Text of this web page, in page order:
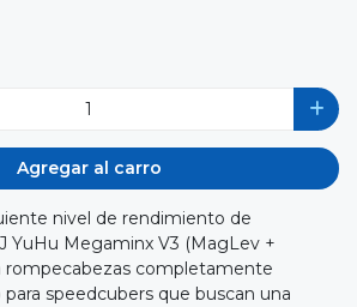
Agregar al carro
nivel de rendimiento de
YuHu Megaminx V3 (MagLev +
rompecabezas completamente
speedcubers que buscan una